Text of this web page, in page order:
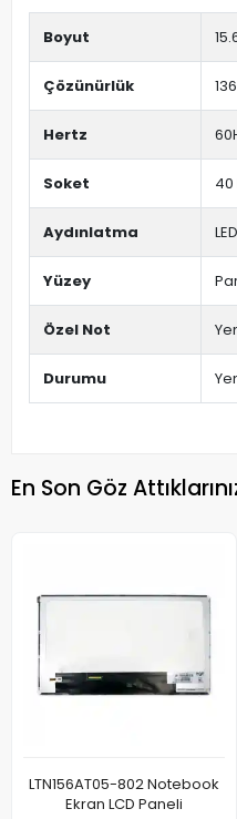
Boyut
Çözünürlük
Hertz
Soket 40
Aydınlatma LED
Yüzey
Özel Not
Durumu
En Son Göz
LTN156AT05-802 Notebook
Ekran LCD Paneli